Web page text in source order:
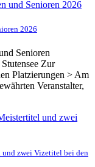
2026
Senioren
Zur
Platzierungen > Am
Veranstalter,
und zwei Vizetitel bei den